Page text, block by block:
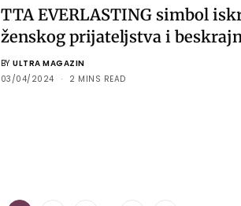
TTA EVERLASTING simbol
ženskog prijateljstva i
BY ULTRA MAGAZIN
03/04/2024
2 MINS READ